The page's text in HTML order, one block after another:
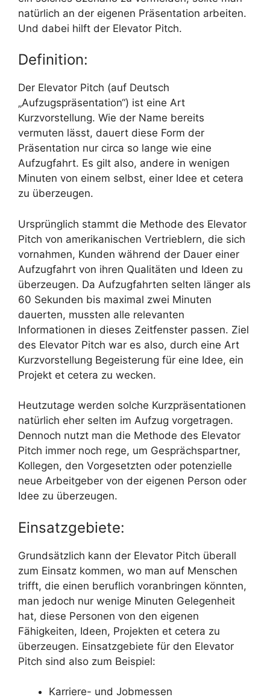
natürlich an der eigenen Präsentation arbeiten.
Und dabei hilft der Elevator Pitch.
Definition:
Der Elevator Pitch (auf Deutsch
„Aufzugspräsentation“) ist eine Art
Kurzvorstellung. Wie der Name bereits
vermuten lässt, dauert diese Form der
Präsentation nur circa so lange wie eine
Aufzugfahrt. Es gilt also, andere in wenigen
Minuten von einem selbst, einer Idee et cetera
zu überzeugen.
Ursprünglich stammt die Methode des Elevator
Pitch von amerikanischen Vertrieblern, die sich
vornahmen, Kunden während der Dauer einer
Aufzugfahrt von ihren Qualitäten und Ideen zu
überzeugen. Da Aufzugfahrten selten länger als
60 Sekunden bis maximal zwei Minuten
dauerten, mussten alle relevanten
Informationen in dieses Zeitfenster passen. Ziel
des Elevator Pitch war es also, durch eine Art
Kurzvorstellung Begeisterung für eine Idee, ein
Projekt et cetera zu wecken.
Heutzutage werden solche Kurzpräsentationen
natürlich eher selten im Aufzug vorgetragen.
Dennoch nutzt man die Methode des Elevator
Pitch immer noch rege, um Gesprächspartner,
Kollegen, den Vorgesetzten oder potenzielle
neue Arbeitgeber von der eigenen Person oder
Idee zu überzeugen.
Einsatzgebiete:
Grundsätzlich kann der Elevator Pitch überall
zum Einsatz kommen, wo man auf Menschen
trifft, die einen beruflich voranbringen könnten,
man jedoch nur wenige Minuten Gelegenheit
hat, diese Personen von den eigenen
Fähigkeiten, Ideen, Projekten et cetera zu
überzeugen. Einsatzgebiete für den Elevator
Pitch sind also zum Beispiel:
Karriere- und Jobmessen